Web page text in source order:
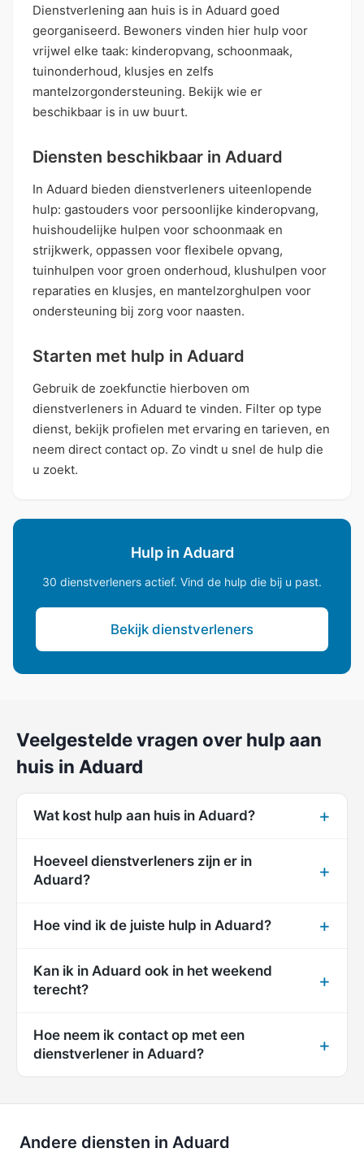
Dienstverlening aan huis is in Aduard goed
georganiseerd. Bewoners vinden hier hulp voor
vrijwel elke taak: kinderopvang, schoonmaak,
tuinonderhoud, klusjes en zelfs
mantelzorgondersteuning. Bekijk wie er
beschikbaar is in uw buurt.
Diensten beschikbaar in Aduard
In Aduard bieden dienstverleners uiteenlopende
hulp: gastouders voor persoonlijke kinderopvang,
huishoudelijke hulpen voor schoonmaak en
strijkwerk, oppassen voor flexibele opvang,
tuinhulpen voor groen onderhoud, klushulpen voor
reparaties en klusjes, en mantelzorghulpen voor
ondersteuning bij zorg voor naasten.
Starten met hulp in Aduard
Gebruik de zoekfunctie hierboven om
dienstverleners in Aduard te vinden. Filter op type
dienst, bekijk profielen met ervaring en tarieven, en
neem direct contact op. Zo vindt u snel de hulp die
u zoekt.
Hulp in Aduard
30 dienstverleners actief. Vind de hulp die bij u past.
Bekijk dienstverleners
Veelgestelde vragen over hulp aan
huis in Aduard
Wat kost hulp aan huis in Aduard?
Hoeveel dienstverleners zijn er in
Aduard?
Hoe vind ik de juiste hulp in Aduard?
Kan ik in Aduard ook in het weekend
terecht?
Hoe neem ik contact op met een
dienstverlener in Aduard?
Andere diensten in Aduard